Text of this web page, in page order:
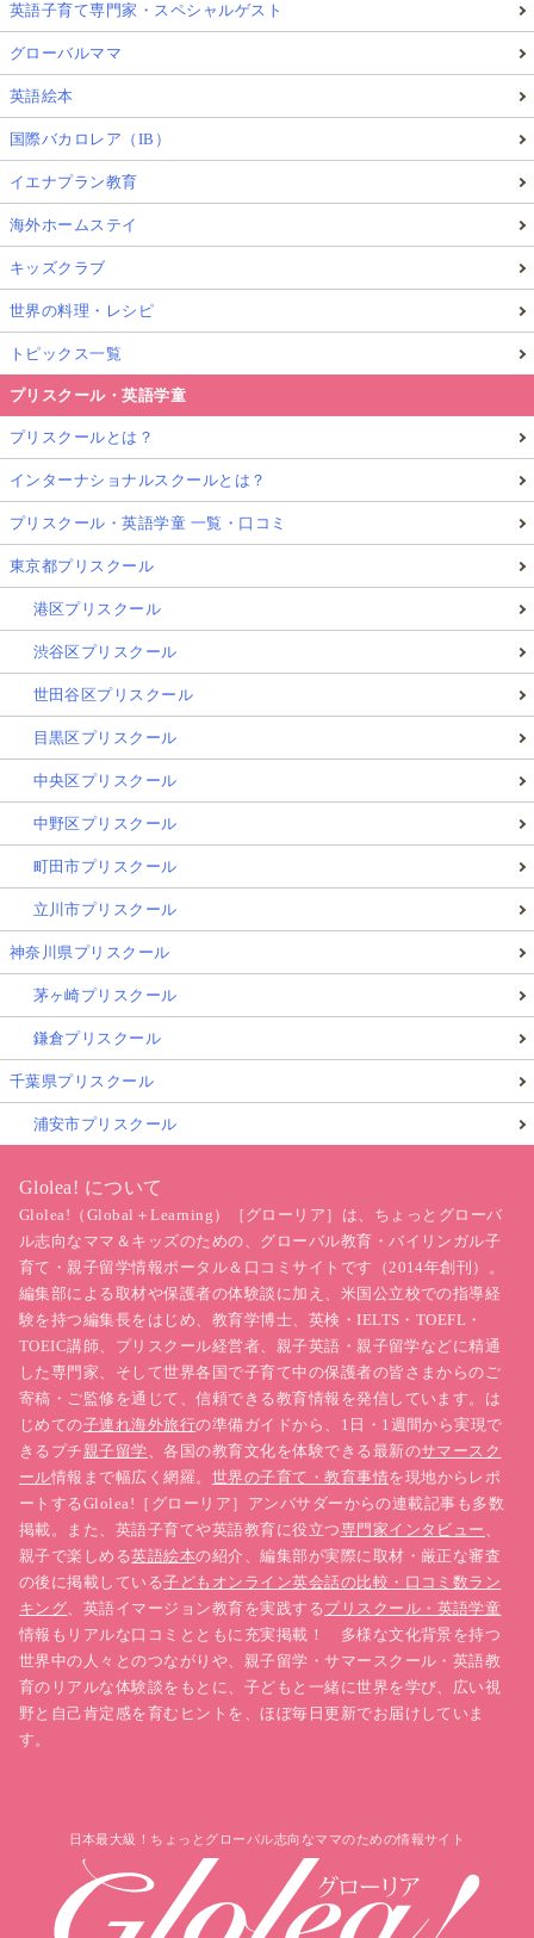
英語子育て専門家・スペシャルゲスト
グローバルママ
英語絵本
国際バカロレア（IB）
イエナプラン教育
海外ホームステイ
キッズクラブ
世界の料理・レシピ
トピックス一覧
プリスクール・英語学童
プリスクールとは？
インターナショナルスクールとは？
プリスクール・英語学童 一覧・口コミ
東京都プリスクール
港区プリスクール
渋谷区プリスクール
世田谷区プリスクール
目黒区プリスクール
中央区プリスクール
中野区プリスクール
町田市プリスクール
立川市プリスクール
神奈川県プリスクール
茅ヶ崎プリスクール
鎌倉プリスクール
千葉県プリスクール
浦安市プリスクール
Glolea! について
Glolea!（Global＋Learning）［グローリア］は、ちょっとグローバ
ル志向なママ＆キッズのための、グローバル教育・バイリンガル子
育て・親子留学情報ポータル＆口コミサイトです（2014年創刊）。
編集部による取材や保護者の体験談に加え、米国公立校での指導経
験を持つ編集長をはじめ、教育学博士、英検・IELTS・TOEFL・
TOEIC講師、プリスクール経営者、親子英語・親子留学などに精通
した専門家、そして世界各国で子育て中の保護者の皆さまからのご
寄稿・ご監修を通じて、信頼できる教育情報を発信しています。は
じめての子連れ海外旅行の準備ガイドから、1日・1週間から実現で
きるプチ親子留学、各国の教育文化を体験できる最新のサマースク
ール情報まで幅広く網羅。 世界の子育て・教育事情を現地からレポ
ートするGlolea!［グローリア］アンバサダーからの連載記事も多数
掲載。また、英語子育てや英語教育に役立つ専門家インタビュー 、
親子で楽しめる英語絵本の紹介、編集部が実際に取材・厳正な審査
の後に掲載している子どもオンライン英会話の比較・口コミ数ラン
キング、英語イマージョン教育を実践するプリスクール・英語学童
情報もリアルな口コミとともに充実掲載！ 多様な文化背景を持つ
世界中の人々とのつながりや、親子留学・サマースクール・英語教
育のリアルな体験談をもとに、子どもと一緒に世界を学び、広い視
野と自己肯定感を育むヒントを、ほぼ毎日更新でお届けしていま
す。
日本最大級！ちょっとグローバル志向なママのための情報サイト